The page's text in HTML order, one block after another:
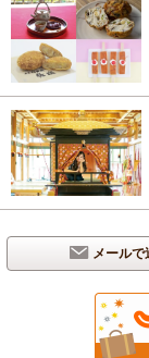
メールで